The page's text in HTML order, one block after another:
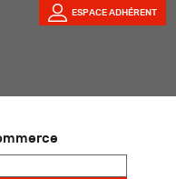
ESPACE ADHÉRENT